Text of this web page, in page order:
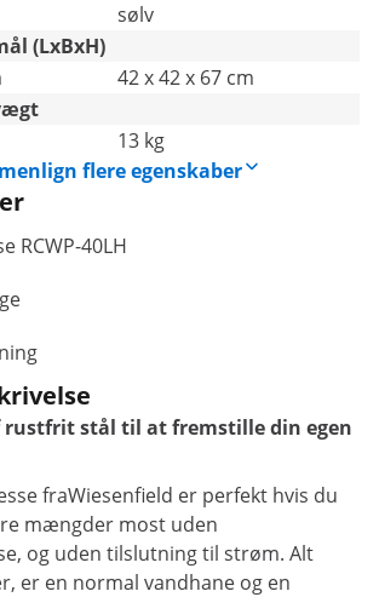
sølv
(LxBxH)
42 x 42 x 67 cm
13 kg
flere egenskaber
RCWP-40LH
rustfrit stål til at fremstille din egen
fraWiesenfield er perfekt hvis du
mængder most uden
og uden tilslutning til strøm. Alt
er en normal vandhane og en